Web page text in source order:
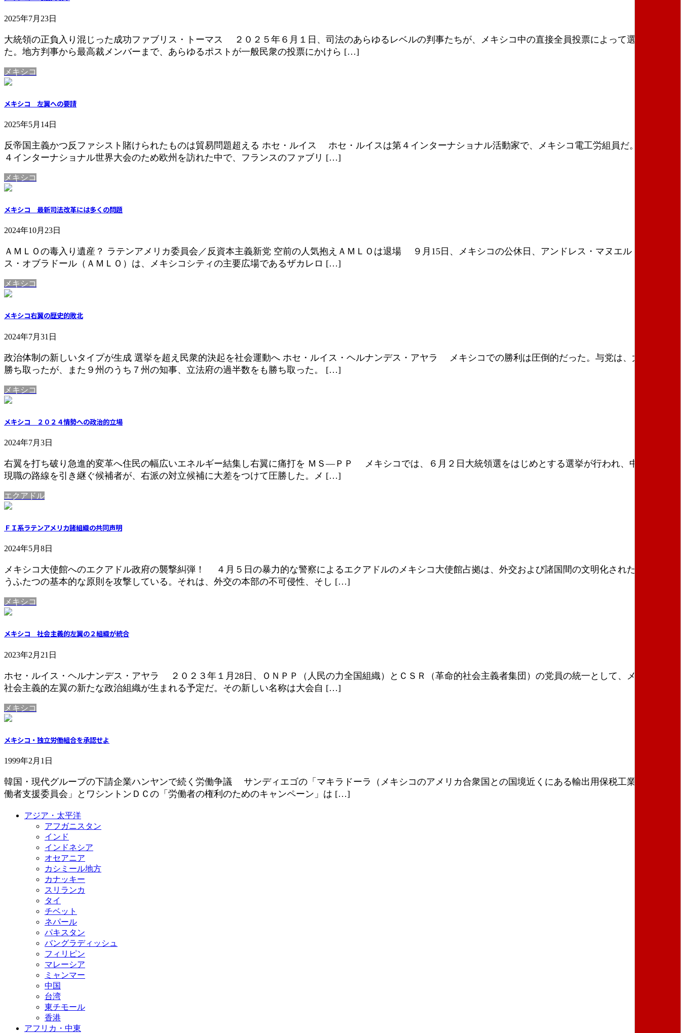
2025年7月23日
大統領の正負入り混じった成功ファブリス・トーマス ２０２５年６月１日、司法のあらゆるレベルの判事たちが、メキシコ中の直接全員投票によって選出され
た。地方判事から最高裁メンバーまで、あらゆるポストが一般民衆の投票にかけら […]
メキシコ
メキシコ 左翼への要請
2025年5月14日
反帝国主義かつ反ファシスト賭けられたものは貿易問題超える ホセ・ルイス ホセ・ルイスは第４インターナショナル活動家で、メキシコ電工労組員だ。彼が、第
４インターナショナル世界大会のため欧州を訪れた中で、フランスのファブリ […]
メキシコ
メキシコ 最新司法改革には多くの問題
2024年10月23日
ＡＭＬＯの毒入り遺産？ ラテンアメリカ委員会／反資本主義新党 空前の人気抱えＡＭＬＯは退場 ９月15日、メキシコの公休日、アンドレス・マヌエル・ロペ
ス・オブラドール（ＡＭＬＯ）は、メキシコシティの主要広場であるザカレロ […]
メキシコ
メキシコ右翼の歴史的敗北
2024年7月31日
政治体制の新しいタイプが生成 選挙を超え民衆的決起を社会運動へ ホセ・ルイス・ヘルナンデス・アヤラ メキシコでの勝利は圧倒的だった。与党は、大統領を
勝ち取ったが、また９州のうち７州の知事、立法府の過半数をも勝ち取った。 […]
メキシコ
メキシコ ２０２４情勢への政治的立場
2024年7月3日
右翼を打ち破り急進的変革へ住民の幅広いエネルギー結集し右翼に痛打を ＭＳ―ＰＰ メキシコでは、６月２日大統領選をはじめとする選挙が行われ、中道左派の
現職の路線を引き継ぐ候補者が、右派の対立候補に大差をつけて圧勝した。メ […]
エクアドル
ＦＩ系ラテンアメリカ諸組織の共同声明
2024年5月8日
メキシコ大使館へのエクアドル政府の襲撃糾弾！ ４月５日の暴力的な警察によるエクアドルのメキシコ大使館占拠は、外交および諸国間の文明化された共存とい
うふたつの基本的な原則を攻撃している。それは、外交の本部の不可侵性、そし […]
メキシコ
メキシコ 社会主義的左翼の２組織が統合
2023年2月21日
ホセ・ルイス・ヘルナンデス・アヤラ ２０２３年１月28日、ＯＮＰＰ（人民の力全国組織）とＣＳＲ（革命的社会主義者集団）の党員の統一として、メキシコの
社会主義的左翼の新たな政治組織が生まれる予定だ。その新しい名称は大会自 […]
メキシコ
メキシコ・独立労働組合を承認せよ
1999年2月1日
韓国・現代グループの下請企業ハンヤンで続く労働争議 サンディエゴの「マキラドーラ（メキシコのアメリカ合衆国との国境近くにある輸出用保税工業地帯）労
働者支援委員会」とワシントンＤＣの「労働者の権利のためのキャンペーン」は […]
アジア・太平洋
アフガニスタン
インド
インドネシア
オセアニア
カシミール地方
カナッキー
スリランカ
タイ
チベット
ネパール
パキスタン
バングラディッシュ
フィリピン
マレーシア
ミャンマー
中国
台湾
東チモール
香港
アフリカ・中東